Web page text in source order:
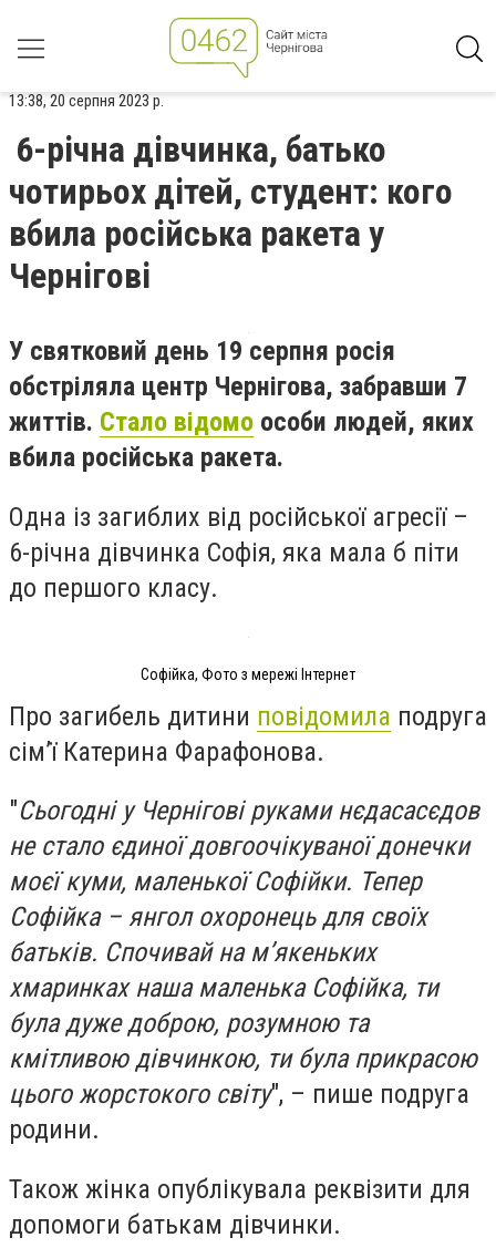
13:38, 20 серпня 2023 р.
6-річна дівчинка, батько
чотирьох дітей, студент: кого
вбила російська ракета у
Чернігові
У святковий день 19 серпня росія
обстріляла центр Чернігова, забравши 7
життів. Стало відомо особи людей, яких
вбила російська ракета.
Одна із загиблих від російської агресії –
6-річна дівчинка Софія, яка мала б піти
до першого класу.
Софійка, Фото з мережі Інтернет
Про загибель дитини повідомила подруга
сім’ї Катерина Фарафонова.
"Сьогодні у Чернігові руками нєдасасєдов
не стало єдиної довгоочікуваної донечки
моєї куми, маленької Софійки. Тепер
Софійка – янгол охоронець для своїх
батьків. Спочивай на м’якеньких
хмаринках наша маленька Софійка, ти
була дуже доброю, розумною та
кмітливою дівчинкою, ти була прикрасою
цього жорстокого світу", – пише подруга
родини.
Також жінка опублікувала реквізити для
допомоги батькам дівчинки.